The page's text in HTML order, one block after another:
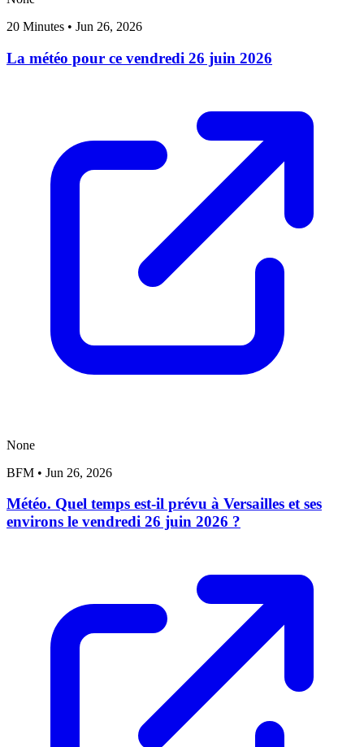
20 Minutes • Jun 26, 2026
La météo pour ce vendredi 26 juin 2026
None
BFM • Jun 26, 2026
Météo. Quel temps est-il prévu à Versailles et ses
environs le vendredi 26 juin 2026 ?